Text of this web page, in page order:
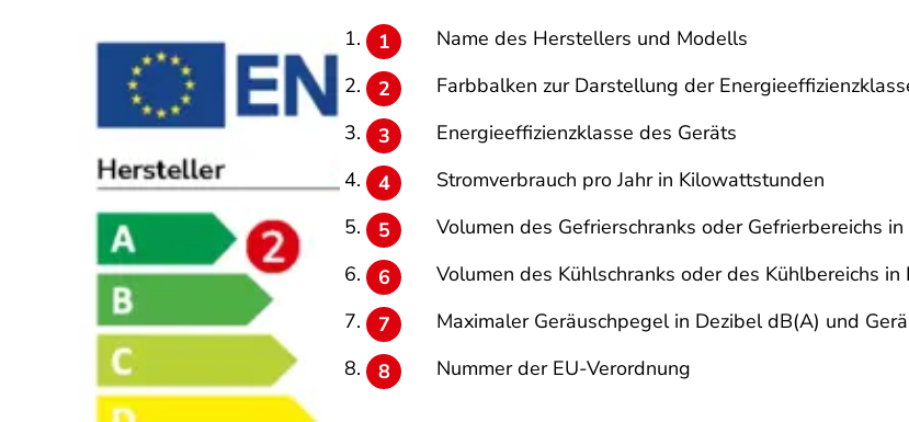
Name des Herstellers und Modells
Farbbalken zur Darstellung der
Energieeffizienzklasse des Geräts
Stromverbrauch pro Jahr in Kilowattstunden
Volumen des Gefrierschranks oder Gefrierbereichs
Volumen des Kühlschranks oder des Kühlbereichs in
Maximaler Geräuschpegel in Dezibel dB(A) und
Nummer der EU-Verordnung